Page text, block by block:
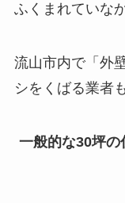
ふくまれていな
流山市内で「外
シをくばる業者も
一般的な30坪の